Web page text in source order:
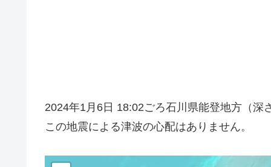
2024年1月6日 18:02ごろ石川県能登地方（
この地震による津波の心配はありません。